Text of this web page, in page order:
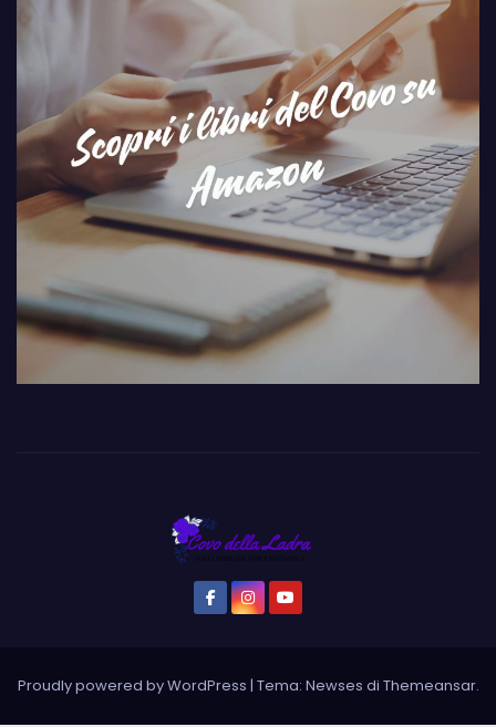
Proudly powered by WordPress | Tema: Newses di Themeansar.